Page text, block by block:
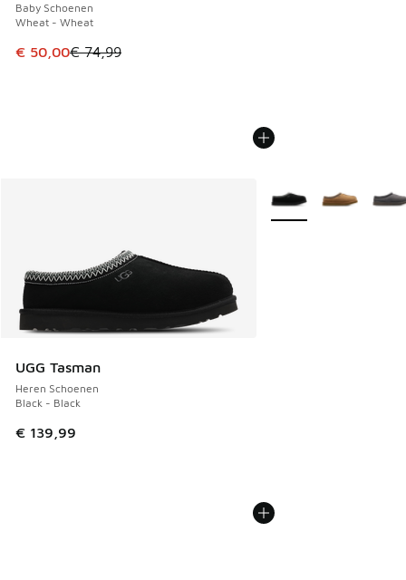
Baby Schoenen
Wheat - Wheat
Dit artikel is in de uitverkoop. Dit artikel is in de
€ 50,00€ 74,99
UGG Tasman
Heren Schoenen
Black - Black
€ 139,99
Meer kleuren